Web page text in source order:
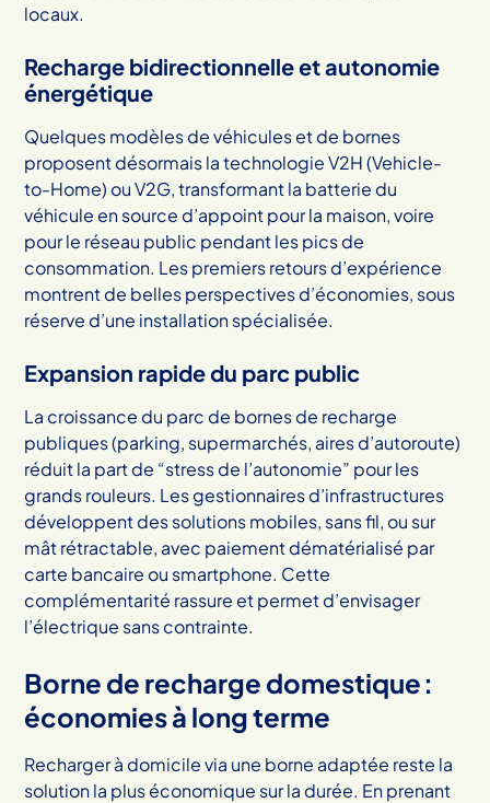
locaux.
Recharge bidirectionnelle et autonomie
énergétique
Quelques modèles de véhicules et de bornes
proposent désormais la technologie V2H (Vehicle-
to-Home) ou V2G, transformant la batterie du
véhicule en source d’appoint pour la maison, voire
pour le réseau public pendant les pics de
consommation. Les premiers retours d’expérience
montrent de belles perspectives d’économies, sous
réserve d’une installation spécialisée.
Expansion rapide du parc public
La croissance du parc de bornes de recharge
publiques (parking, supermarchés, aires d’autoroute)
réduit la part de “stress de l’autonomie” pour les
grands rouleurs. Les gestionnaires d’infrastructures
développent des solutions mobiles, sans fil, ou sur
mât rétractable, avec paiement dématérialisé par
carte bancaire ou smartphone. Cette
complémentarité rassure et permet d’envisager
l’électrique sans contrainte.
Borne de recharge domestique :
économies à long terme
Recharger à domicile via une borne adaptée reste la
solution la plus économique sur la durée. En prenant